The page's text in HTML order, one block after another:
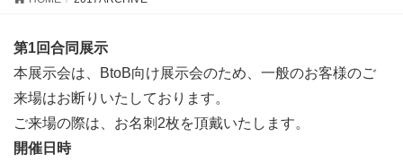
第1回合同展示
本展示会は、BtoB向け展示会のため、一般のお客様のご
来場はお断りいたしております。
ご来場の際は、お名刺2枚を頂戴いたします。
開催日時